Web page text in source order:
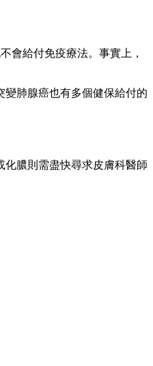
會給付免疫療法。事實上，
變肺腺癌也有多個健保給付的
膿則需盡快尋求皮膚科醫師